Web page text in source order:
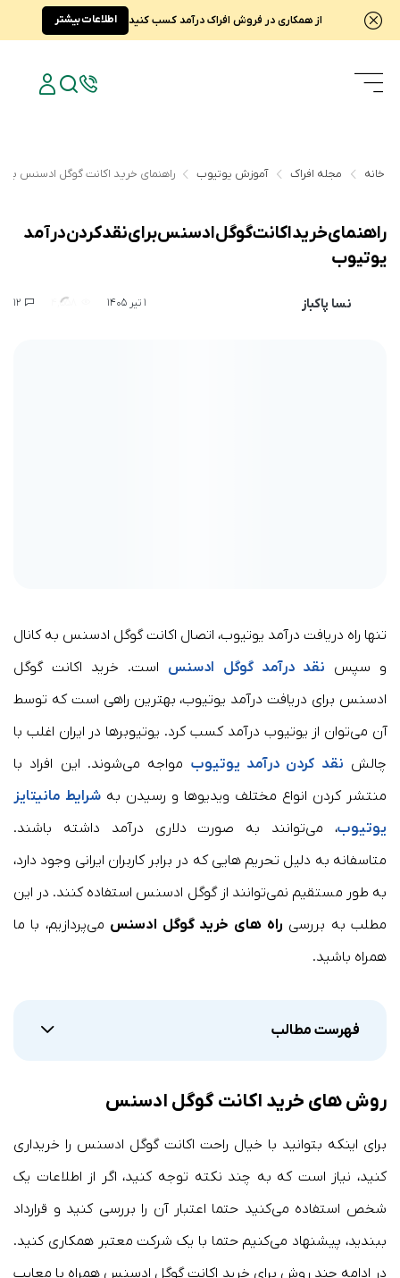
از همکاری در فروش افراک درآمد کسب کنید اطلاعات بیشتر
خانه مجله افراک آموزش یوتیوب راهنمای خرید اکانت گوگل ادسنس
راهنمای خرید اکانت گوگل ادسنس برای نقد کردن درآمد
یوتیوب
نسا پاکباز 1 تیر 1405
تنها راه دریافت درآمد یوتیوب، اتصال اکانت گوگل ادسنس به کانال
و سپس نقد درآمد گوگل ادسنس است. خرید اکانت گوگل
ادسنس برای دریافت درآمد یوتیوب، بهترین راهی است که توسط
آن می‌توان از یوتیوب درآمد کسب کرد. یوتیوبرها در ایران اغلب با
چالش نقد کردن درآمد یوتیوب مواجه می‌شوند. این افراد با
منتشر کردن انواع مختلف ویدیوها و رسیدن به شرایط مانیتایز
یوتیوب، می‌توانند به صورت دلاری درآمد داشته باشند.
متاسفانه به دلیل تحریم هایی که در برابر کاربران ایرانی وجود دارد،
به طور مستقیم نمی‌توانند از گوگل ادسنس استفاده کنند. در این
مطلب به بررسی راه های خرید گوگل ادسنس می‌پردازیم، با ما
همراه باشید.
فهرست مطالب
روش های خرید اکانت گوگل ادسنس
برای اینکه بتوانید با خیال راحت اکانت گوگل ادسنس را خریداری
کنید، نیاز است که به چند نکته توجه کنید، اگر از اطلاعات یک
شخص استفاده می‌کنید حتما اعتبار آن را بررسی کنید و قرارداد
ببندید، پیشنهاد می‌کنیم حتما با یک شرکت معتبر همکاری کنید.
در ادامه چند روش برای خرید اکانت گوگل ادسنس همراه با معایب